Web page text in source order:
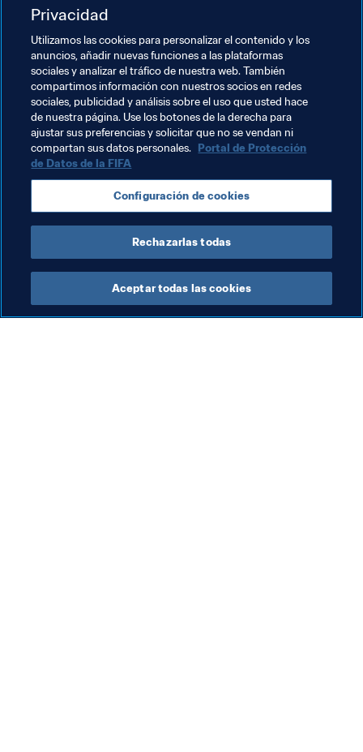
se lo prometí. Y me dejaron hacérmelo porque saben lo
permiso a mi madre, me dijo: ‘Sin problema”.
Una respuesta que probablemente describa como pocas
la ayuda que está brindando Ubuntu para formar a la
próxima generación de hombres sudafricanos.
Temas relacionados
Sudáfrica
Privacidad
Utilizamos las cookies para personalizar el contenido y los
anuncios, añadir nuevas funciones a las plataformas
sociales y analizar el tráfico de nuestra web. También
compartimos información con nuestros socios en redes
sociales, publicidad y análisis sobre el uso que usted hace
de nuestra página. Use los botones de la derecha para
ajustar sus preferencias y solicitar que no se vendan ni
compartan sus datos personales. Portal de Protección
de Datos de la FIFA
Configuración de cookies
Rechazarlas todas
Aceptar todas las cookies